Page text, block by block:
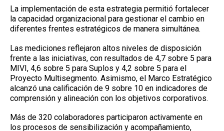
La implementación de esta estrategia permitió fortalecer
la capacidad organizacional para gestionar el cambio en
diferentes frentes estratégicos de manera simultánea.
Las mediciones reflejaron altos niveles de disposición
frente a las iniciativas, con resultados de 4,7 sobre 5 para
MIVI, 4,6 sobre 5 para Suplos y 4,2 sobre 5 para el
Proyecto Multisegmento. Asimismo, el Marco Estratégico
alcanzó una calificación de 9 sobre 10 en indicadores de
comprensión y alineación con los objetivos corporativos.
Más de 320 colaboradores participaron activamente en
los procesos de sensibilización y acompañamiento,